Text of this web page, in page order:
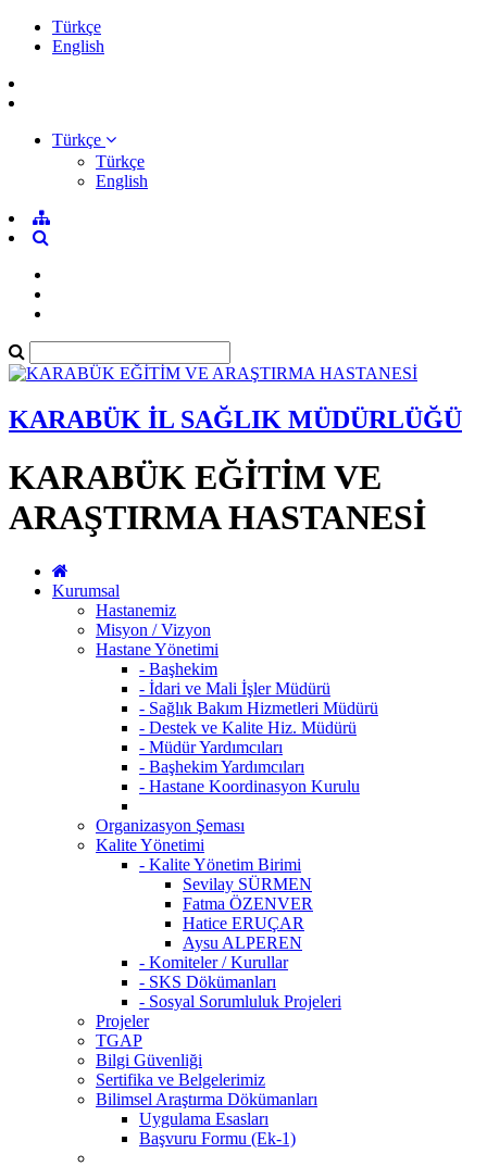
Türkçe
English
Türkçe
Türkçe
English
KARABÜK İL SAĞLIK MÜDÜRLÜĞÜ
KARABÜK EĞİTİM VE
ARAŞTIRMA HASTANESİ
Kurumsal
Hastanemiz
Misyon / Vizyon
Hastane Yönetimi
- Başhekim
- İdari ve Mali İşler Müdürü
- Sağlık Bakım Hizmetleri Müdürü
- Destek ve Kalite Hiz. Müdürü
- Müdür Yardımcıları
- Başhekim Yardımcıları
- Hastane Koordinasyon Kurulu
Organizasyon Şeması
Kalite Yönetimi
- Kalite Yönetim Birimi
Sevilay SÜRMEN
Fatma ÖZENVER
Hatice ERUÇAR
Aysu ALPEREN
- Komiteler / Kurullar
- SKS Dökümanları
- Sosyal Sorumluluk Projeleri
Projeler
TGAP
Bilgi Güvenliği
Sertifika ve Belgelerimiz
Bilimsel Araştırma Dökümanları
Uygulama Esasları
Başvuru Formu (Ek-1)